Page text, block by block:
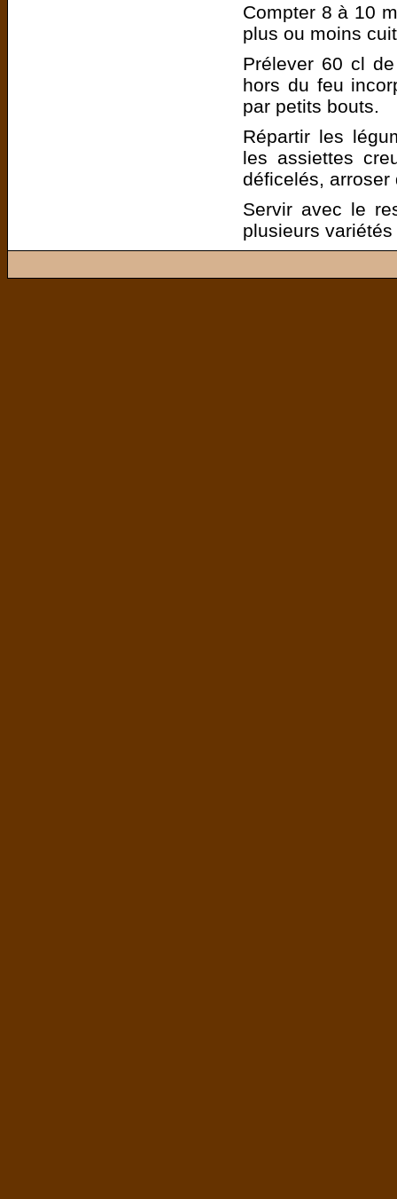
Compter 8 à 10
plus ou moins
Prélever 60 cl
hors du feu
par petits bouts.
Répartir les
les assiettes
déficelés, arroser
Servir avec le
plusieurs